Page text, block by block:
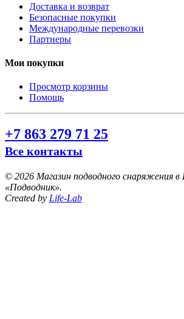
Доставка и возврат
Безопасные покупки
Международные перевозки
Партнеры
Мои покупки
Просмотр корзины
Помощь
+7 863 279 71 25
Все контакты
© 2026 Магазин подводного снаряжения
«Подводник».
Created by Life-Lab